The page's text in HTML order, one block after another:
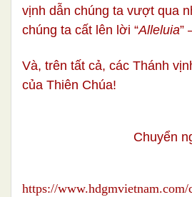
vịnh dẫn chúng ta vượt qua
chúng ta cất lên lời “Alleluia”
Và, trên tất cả, các Thánh
của Thiên Chúa!
Chuyển
https://